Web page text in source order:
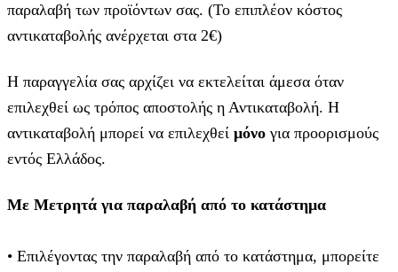
παραλαβή των προϊόντων σας. (Το επιπλέον κόστος
αντικαταβολής ανέρχεται στα 2€)
Η παραγγελία σας αρχίζει να εκτελείται άμεσα όταν
επιλεχθεί ως τρόπος αποστολής η Αντικαταβολή. Η
αντικαταβολή μπορεί να επιλεχθεί μόνο για προορισμούς
εντός Ελλάδος.
Με Μετρητά για παραλαβή από το κατάστημα
• Επιλέγοντας την παραλαβή από το κατάστημα, μπορείτε